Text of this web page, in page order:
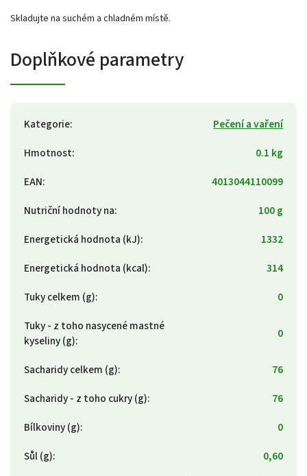
Skladujte na suchém a chladném místě.
Doplňkové parametry
Kategorie:
Pečení a vaření
Hmotnost:
0.1 kg
EAN:
4013044110099
Nutriční hodnoty na:
100 g
Energetická hodnota (kJ):
1332
Energetická hodnota (kcal):
314
Tuky celkem (g):
0
Tuky - z toho nasycené mastné
kyseliny (g): 0
Sacharidy celkem (g):
76
Sacharidy - z toho cukry (g):
76
Bílkoviny (g):
0
Sůl (g):
0,60